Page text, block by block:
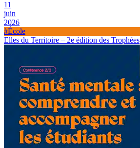
11
juin
2026
#École
Elles du Territoire – 2e édition des Trophées